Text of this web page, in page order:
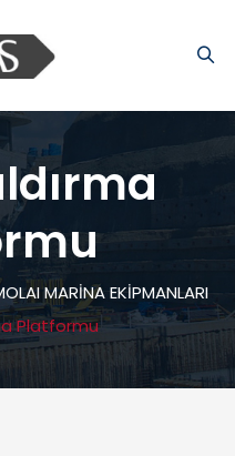
MARİNA EKİPMANLARI
Platformu